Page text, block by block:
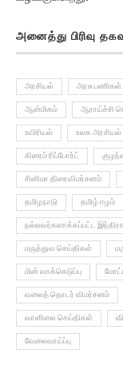
அனைத்து பிரிவு
அரசியல் அரசு பணிகள்
ஆன்மிகம் ஆராய்ச்சி
உயிரியல் உலக அரசியல்
கிரைம் ரிப்போர்ட்
சினிமா திரைவிமர்சனம்
தமிழநாடு தமிழ் ஈழம்
நல்லவர்களாக்கப்பட்ட
மருத்துவ செய்திகள்
மின் வாக்கெடுப்பு
வலைத் தொடர் விமர்சனம்
வானிலை செய்திகள்
வேலைவாய்ப்பு